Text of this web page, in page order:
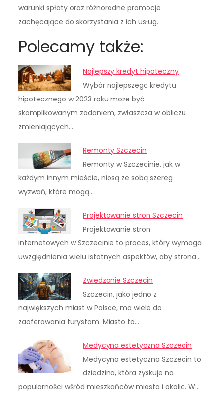
warunki spłaty oraz różnorodne promocje
zachęcające do skorzystania z ich usług.
Polecamy także:
Najlepszy kredyt hipoteczny
Wybór najlepszego kredytu
hipotecznego w 2023 roku może być
skomplikowanym zadaniem, zwłaszcza w obliczu
zmieniających…
Remonty Szczecin
Remonty w Szczecinie, jak w
każdym innym mieście, niosą ze sobą szereg
wyzwań, które mogą…
Projektowanie stron Szczecin
Projektowanie stron
internetowych w Szczecinie to proces, który wymaga
uwzględnienia wielu istotnych aspektów, aby strona…
Zwiedzanie Szczecin
Szczecin, jako jedno z
największych miast w Polsce, ma wiele do
zaoferowania turystom. Miasto to…
Medycyna estetyczna Szczecin
Medycyna estetyczna Szczecin to
dziedzina, która zyskuje na
popularności wśród mieszkańców miasta i okolic. W…